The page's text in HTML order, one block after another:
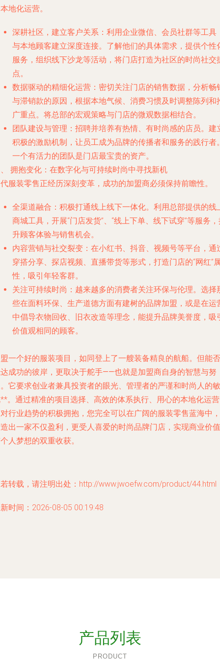
地化运营。
深耕社区，建立客户关系 ：利用企业微信、会员社群等工具
与本地顾客建立深度连接。了解他们的具体需求，提供个性
服务，组织线下沙龙等活动，将门店打造为社区的时尚社交
点。
数据驱动的精细化运营 ：密切关注门店的销售数据，分析畅
与滞销款的原因，根据本地气候、消费习惯及时调整陈列和
广重点。将总部的宏观策略与门店的微观数据相结合。
团队建设与管理 ：招聘并培养有热情、有时尚感的店员。建
积极的激励机制，让员工成为品牌的传播者和服务的践行者
一个有活力的团队是门店最宝贵的资产。
拥抱变化：在数字化与可持续时尚中寻找新机
服装零售正经历深刻变革，成功的加盟商必须保持前瞻性。
全渠道融合 ：积极打通线上线下一体化。利用总部提供的线
商城工具，开展“门店发货”、“线上下单、线下试穿”等服务
升顾客体验与销售机会。
内容营销与社交裂变 ：在小红书、抖音、视频号等平台，通
穿搭分享、探店视频、直播带货等形式，打造门店的“网红”
性，吸引年轻客群。
关注可持续时尚 ：越来越多的消费者关注环保与伦理。选择
些在面料环保、生产道德方面有建树的品牌加盟，或是在运
中倡导衣物回收、旧衣改造等理念，能提升品牌美誉度，吸
价值观相同的顾客。
一个好的服装项目，如同登上了一艘装备精良的航船。但能否
成功的彼岸，更取决于舵手——也就是加盟商自身的智慧与努
它要求创业者兼具投资者的眼光、管理者的严谨和时尚人的敏
。通过精准的项目选择、高效的体系执行、用心的本地化运
行业趋势的积极拥抱，您完全可以在广阔的服装零售蓝海中，
出一家不仅盈利，更受人喜爱的时尚品牌门店，实现商业价值
人梦想的双重收获。
转载，请注明出处：http://www.jwoefw.com/product/44.html
时间：2026-08-05 00:19:48
产品列表
PRODUCT